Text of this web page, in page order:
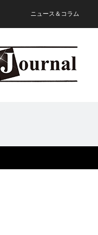
ニュース＆コラム